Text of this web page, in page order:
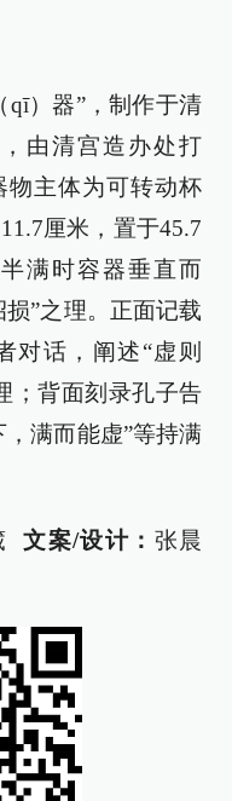
qī）器”，制作于清
由清宫造办处打
物主体为可转动杯
厘米，置于45.7
满时容器垂直而
”之理。正面记载
对话，阐述“虚则
；背面刻录孔子告
满而能虚”等持满
文案/设计： 张晨